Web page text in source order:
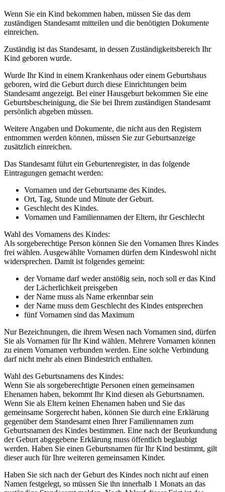
Wenn Sie ein Kind bekommen haben, müssen Sie das dem
zuständigen Standesamt mitteilen und die benötigten Dokumente
einreichen.
Zuständig ist das Standesamt, in dessen Zuständigkeitsbereich Ihr
Kind geboren wurde.
Wurde Ihr Kind in einem Krankenhaus oder einem Geburtshaus
geboren, wird die Geburt durch diese Einrichtungen beim
Standesamt angezeigt. Bei einer Hausgeburt bekommen Sie eine
Geburtsbescheinigung, die Sie bei Ihrem zuständigen Standesamt
persönlich abgeben müssen.
Weitere Angaben und Dokumente, die nicht aus den Registern
entnommen werden können, müssen Sie zur Geburtsanzeige
zusätzlich einreichen.
Das Standesamt führt ein Geburtenregister, in das folgende
Eintragungen gemacht werden:
Vornamen und der Geburtsname des Kindes.
Ort, Tag, Stunde und Minute der Geburt.
Geschlecht des Kindes.
Vornamen und Familiennamen der Eltern, ihr Geschlecht
Wahl des Vornamens des Kindes:
Als sorgeberechtige Person können Sie den Vornamen Ihres Kindes
frei wählen. Ausgewählte Vornamen dürfen dem Kindeswohl nicht
widersprechen. Damit ist folgendes gemeint:
der Vorname darf weder anstößig sein, noch soll er das Kind
der Lächerlichkeit preisgeben
der Name muss als Name erkennbar sein
der Name muss dem Geschlecht des Kindes entsprechen
fünf Vornamen sind das Maximum
Nur Bezeichnungen, die ihrem Wesen nach Vornamen sind, dürfen
Sie als Vornamen für Ihr Kind wählen. Mehrere Vornamen können
zu einem Vornamen verbunden werden. Eine solche Verbindung
darf nicht mehr als einen Bindestrich enthalten.
Wahl des Geburtsnamens des Kindes:
Wenn Sie als sorgeberechtigte Personen einen gemeinsamen
Ehenamen haben, bekommt Ihr Kind diesen als Geburtsnamen.
Wenn Sie als Eltern keinen Ehenamen haben und Sie das
gemeinsame Sorgerecht haben, können Sie durch eine Erklärung
gegenüber dem Standesamt einen Ihrer Familiennamen zum
Geburtsnamen des Kindes bestimmen. Eine nach der Beurkundung
der Geburt abgegebene Erklärung muss öffentlich beglaubigt
werden. Haben Sie einen Geburtsnamen für Ihr Kind bestimmt, gilt
dieser auch für Ihre weiteren gemeinsamen Kinder.
Haben Sie sich nach der Geburt des Kindes noch nicht auf einen
Namen festgelegt, so müssen Sie ihn innerhalb 1 Monats an das